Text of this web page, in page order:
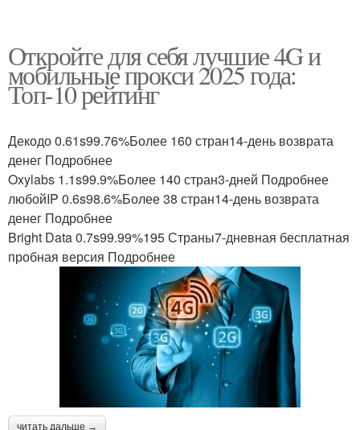
Откройте для себя лучшие 4G и
мобильные прокси 2025 года:
Топ-10 рейтинг
Декодо 0.61s99.76%Более 160 стран14-день возврата
денег Подробнее
Oxylabs 1.1s99.9%Более 140 стран3-дней Подробнее
любойIP 0.6s98.6%Более 38 стран14-день возврата
денег Подробнее
Bright Data 0.7s99.99%195 Страны7-дневная бесплатная
пробная версия Подробнее
читать дальше →